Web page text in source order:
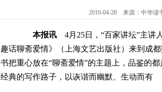
2010-04-28 来源：中华读
本报讯 4月25日，“百家讲坛”主讲
趣话聊斋爱情》（上海文艺出版社）来到成
书把重心放在“聊斋爱情”的主题上，品鉴的
经典的写作路子，以诙谐而幽默、生动而有